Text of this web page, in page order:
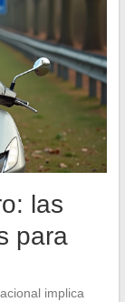
las
para
implica